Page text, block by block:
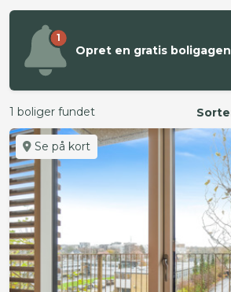
1
Opret en gratis
1 boliger fundet
Se på kort